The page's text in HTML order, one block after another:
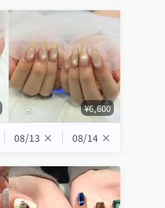
¥6,600
08/13 × 08/14 ×